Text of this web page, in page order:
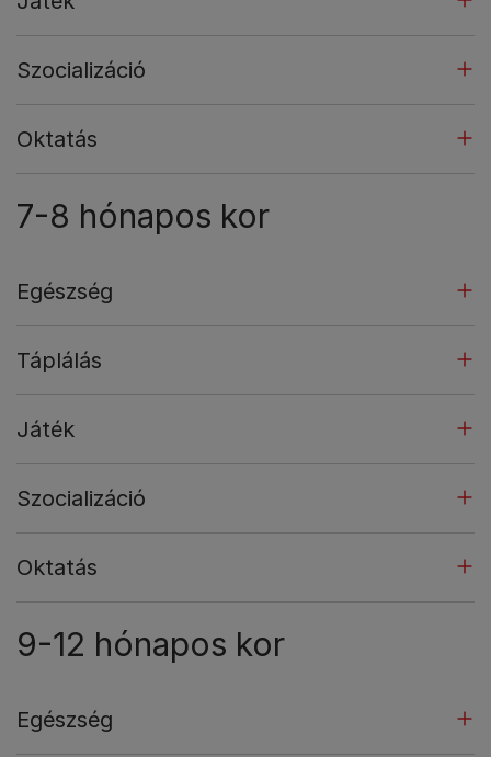
Szocializáció
Oktatás
7-8 hónapos kor
Egészség
Táplálás
Játék
Szocializáció
Oktatás
9-12 hónapos kor
Egészség